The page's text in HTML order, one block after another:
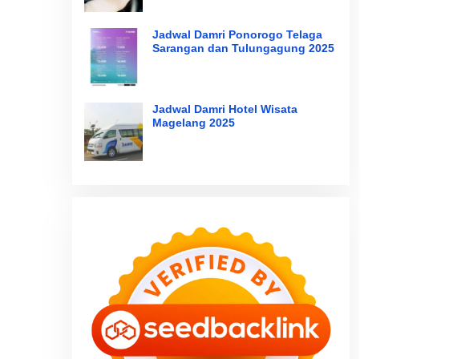
Jadwal Damri Ponorogo Telaga
Sarangan dan Tulungagung 2025
Jadwal Damri Hotel Wisata
Magelang 2025